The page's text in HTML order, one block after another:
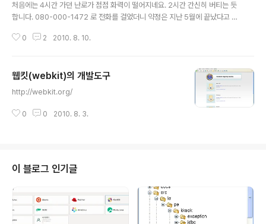
처음에는 4시간 가던 난로가 점점 화력이 떨어지네요. 2시간 간신히 버티는 듯
합니다. 080-000-1472 로 전화를 걸었더니 약정은 지난 5월에 끝났다고 합
0 2 2010. 8. 10.
웹킷(webkit)의 개발도구
http://webkit.org/
0 0 2010. 8. 3.
이 블로그 인기글